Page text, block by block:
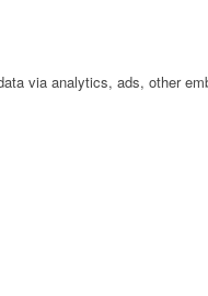
via analytics, ads, other